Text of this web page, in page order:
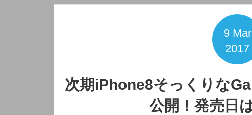
9 Mar
2017
次期iPhone8そっくりな
公開！発売日